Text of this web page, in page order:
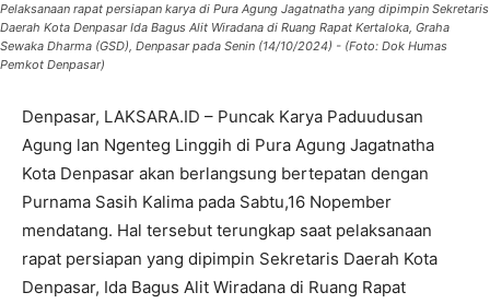
Pelaksanaan rapat persiapan karya di Pura Agung Jagatnatha yang dipimpin Sekretaris
Daerah Kota Denpasar Ida Bagus Alit Wiradana di Ruang Rapat Kertaloka, Graha
Sewaka Dharma (GSD), Denpasar pada Senin (14/10/2024) - (Foto: Dok Humas
Pemkot Denpasar)
Denpasar, LAKSARA.ID – Puncak Karya Paduudusan
Agung lan Ngenteg Linggih di Pura Agung Jagatnatha
Kota Denpasar akan berlangsung bertepatan dengan
Purnama Sasih Kalima pada Sabtu,16 Nopember
mendatang. Hal tersebut terungkap saat pelaksanaan
rapat persiapan yang dipimpin Sekretaris Daerah Kota
Denpasar, Ida Bagus Alit Wiradana di Ruang Rapat